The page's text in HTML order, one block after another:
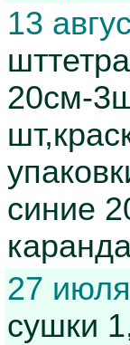
13
20см-
синие
27
сушки